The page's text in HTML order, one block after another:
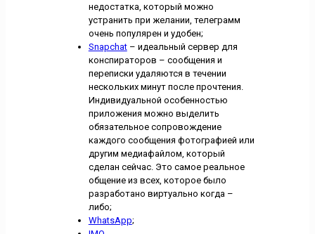
недостатка, который можно
устранить при желании, телеграмм
очень популярен и удобен;
Snapchat– идеальный сервер для
конспираторов – сообщения и
переписки удаляются в течении
нескольких минут после прочтения.
Индивидуальной особенностью
приложения можно выделить
обязательное сопровождение
каждого сообщения фотографией или
другим медиафайлом, который
сделан сейчас. Это самое реальное
общение из всех, которое было
разработано виртуально когда –
либо;
WhatsApp;